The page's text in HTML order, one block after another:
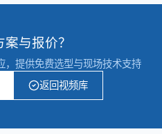
与报价？
，提供免费选型与现场技术支持
返回视频库